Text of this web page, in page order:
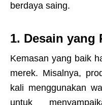
berdaya saing.
1. Desain yang
Kemasan yang baik
merek. Misalnya,
kali menggunakan
untuk